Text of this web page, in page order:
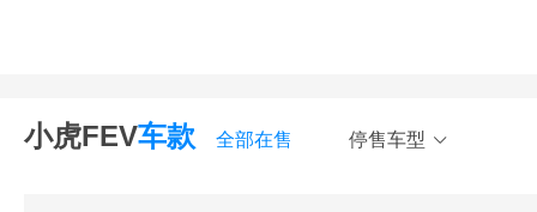
小虎FEV车款 全部在售 停售车型